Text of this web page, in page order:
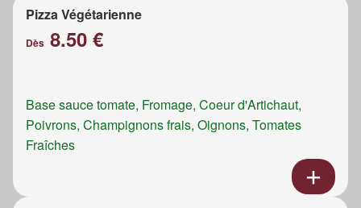
Pizza Végétarienne
Dès 8.50 €
Base sauce tomate, Fromage, Coeur d'Artichaut,
Poivrons, Champignons frais, Oignons, Tomates
Fraîches